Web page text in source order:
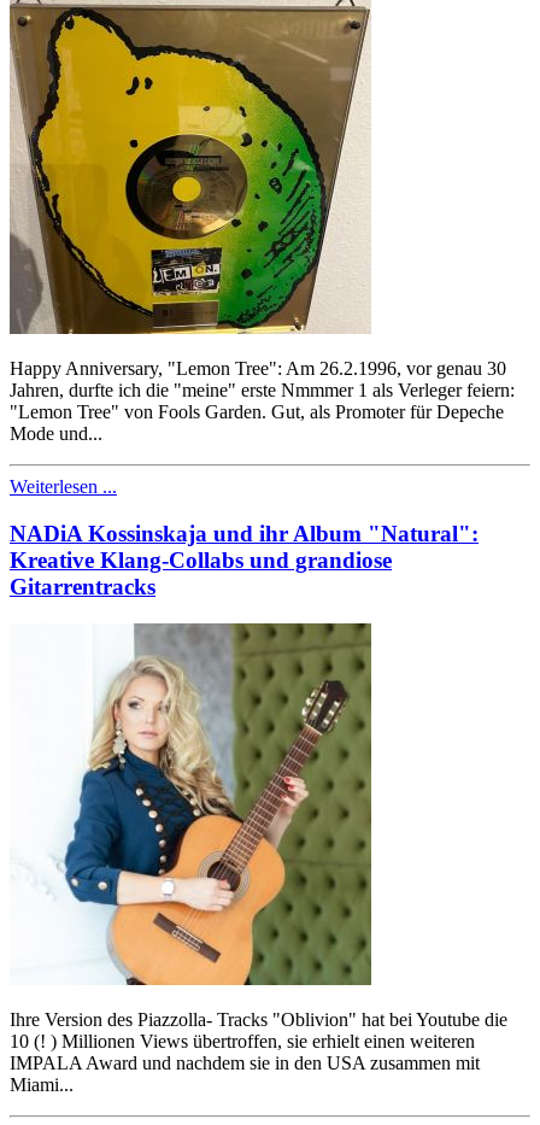
Happy Anniversary, "Lemon Tree": Am 26.2.1996, vor genau 30
Jahren, durfte ich die "meine" erste Nmmmer 1 als Verleger feiern:
"Lemon Tree" von Fools Garden. Gut, als Promoter für Depeche
Mode und...
Weiterlesen ...
NADiA Kossinskaja und ihr Album "Natural":
Kreative Klang-Collabs und grandiose
Gitarrentracks
Ihre Version des Piazzolla- Tracks "Oblivion" hat bei Youtube die
10 (! ) Millionen Views übertroffen, sie erhielt einen weiteren
IMPALA Award und nachdem sie in den USA zusammen mit
Miami...